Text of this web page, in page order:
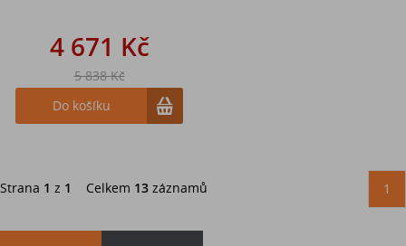
4 671 Kč
5 838 Kč
Do košíku
Strana 1 z 1 Celkem 13 záznamů 1